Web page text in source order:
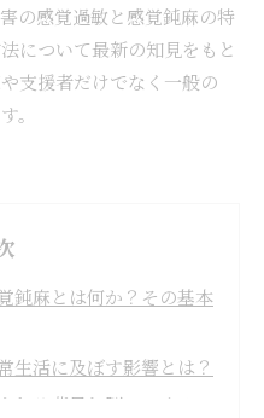
の感覚過敏と感覚鈍麻の特
について最新の知見をもと
支援者だけでなく一般の
。
鈍麻とは何か？その基本
生活に及ぼす影響とは？
れる背景と脳のしくみ